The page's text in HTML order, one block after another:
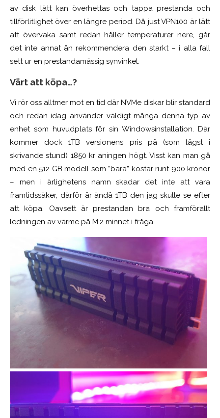
av disk lätt kan överhettas och tappa prestanda och
tillförlitlighet över en längre period. Då just VPN100 är lätt
att övervaka samt redan håller temperaturer nere, går
det inte annat än rekommendera den starkt – i alla fall
sett ur en prestandamässig synvinkel.
Värt att köpa…?
Vi rör oss alltmer mot en tid där NVMe diskar blir standard
och redan idag använder väldigt många denna typ av
enhet som huvudplats för sin Windowsinstallation. Där
kommer dock 1TB versionens pris på (som lägst i
skrivande stund) 1850 kr aningen högt. Visst kan man gå
med en 512 GB modell som ”bara” kostar runt 900 kronor
– men i ärlighetens namn skadar det inte att vara
framtidssäker, därför är ändå 1TB den jag skulle se efter
att köpa. Oavsett är prestandan bra och framförallt
ledningen av värme på M.2 minnet i fråga.